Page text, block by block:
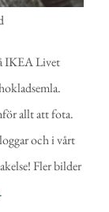
IKEA Livet
allt att fota.
och i vårt
Fler bilder
.